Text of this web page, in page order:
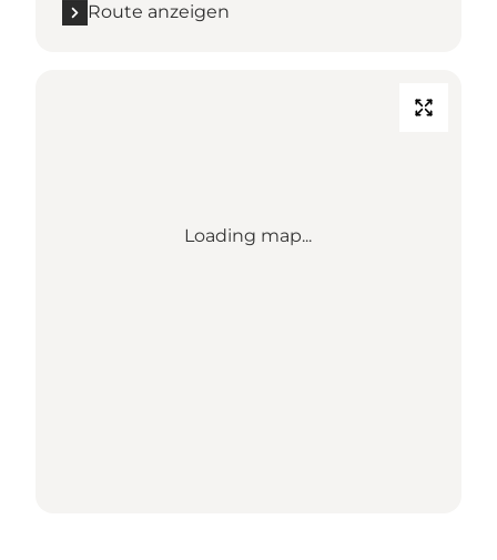
Route anzeigen
Loading map...